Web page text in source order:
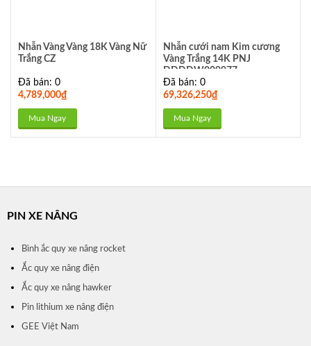
Nhẫn Vàng Vàng 18K Vàng Nữ
Trắng CZ
Đã bán: 0
4,789,000₫
Mua Ngay
Nhẫn cưới nam Kim cương
Vàng Trắng 14K PNJ
DDDDW009977
Đã bán: 0
69,326,250₫
Mua Ngay
PIN XE NÂNG
Bình ắc quy xe nâng rocket
Ắc quy xe nâng điện
Ắc quy xe nâng hawker
Pin lithium xe nâng điện
GEE Việt Nam